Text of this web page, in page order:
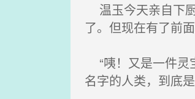
温玉今天亲自下
了。但现在有了前
“咦！又是一件灵
名字的人类，到底